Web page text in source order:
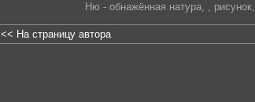
Ню - обнажённая натура, , рисунок,
<< На страницу автора